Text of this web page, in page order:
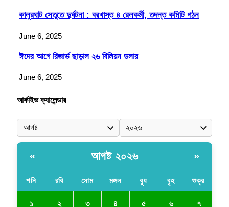
কালুরঘাট সেতুতে দুর্ঘটনা : বরখাস্ত ৪ রেলকর্মী, তদন্ত কমিটি গঠন
June 6, 2025
ঈদের আগে রিজার্ভ ছাড়াল ২৬ বিলিয়ন ডলার
June 6, 2025
আর্কাইভ ক্যালেন্ডার
« আগষ্ট ২০২৬ »
শনি রবি সোম মঙ্গল বুধ বৃহ শুক্র
১ ২ ৩ ৪ ৫ ৬ ৭